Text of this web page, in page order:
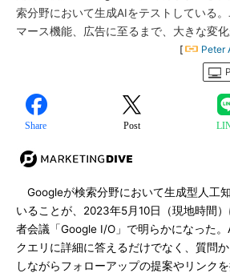
索分野において生成AIをテストしている
マース機能、広告に至るまで、大きな変化
[ Peter
Share Post
Googleが検索分野において生成型人工
いることが、2023年5月10日（現地時間
者会議「Google I/O」で明らかになった
クエリに詳細に答えるだけでなく、質問
しながらフォローアップの提案やリンク